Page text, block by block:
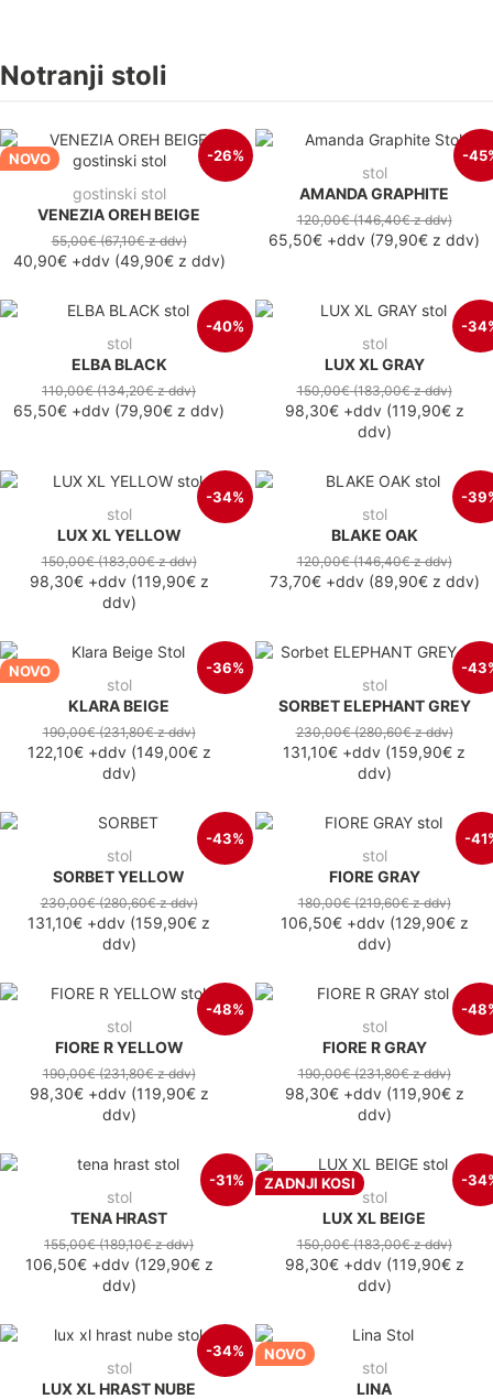
Notranji stoli
NOVO -26%
gostinski stol
VENEZIA OREH BEIGE
55,00€(67,10€z ddv)
40,90€+ddv(49,90€z ddv)
-
stol
AMANDA GRAPHITE
120,00€(146,40€z ddv)
65,50€ +ddv (79,90€ z ddv)
-40%
stol
ELBA BLACK
110,00€(134,20€z ddv)
65,50€ +ddv (79,90€ z ddv)
-
stol
LUX XL GRAY
150,00€(183,00€z ddv)
98,30€+ddv(119,90€z
ddv)
-34%
stol
LUX XL YELLOW
150,00€(183,00€z ddv)
98,30€+ddv(119,90€z
ddv)
-
stol
BLAKE OAK
120,00€(146,40€z ddv)
73,70€+ddv(89,90€z ddv)
NOVO -36%
stol
KLARA BEIGE
190,00€(231,80€z ddv)
122,10€+ddv(149,00€z
ddv)
-
stol
SORBET ELEPHANT GREY
230,00€(280,60€z ddv)
131,10€ +ddv (159,90€ z
ddv)
-43%
stol
SORBET YELLOW
230,00€(280,60€z ddv)
131,10€ +ddv (159,90€ z
ddv)
-
stol
FIORE GRAY
180,00€(219,60€z ddv)
106,50€+ddv(129,90€z
ddv)
-48%
stol
FIORE R YELLOW
190,00€(231,80€z ddv)
98,30€+ddv(119,90€z
ddv)
-
stol
FIORE R GRAY
190,00€(231,80€z ddv)
98,30€+ddv(119,90€z
ddv)
-31%
stol
TENA HRAST
155,00€(189,10€z ddv)
106,50€+ddv(129,90€z
ddv)
ZADNJI KOSI -
stol
LUX XL BEIGE
150,00€(183,00€z ddv)
98,30€+ddv(119,90€z
ddv)
-34%
stol
LUX XL HRAST NUBE
NOVO
stol
LINA